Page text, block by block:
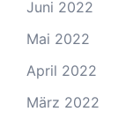
Juni 2022
Mai 2022
April 2022
März 2022